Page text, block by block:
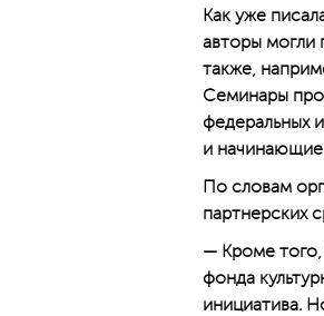
Как уже
авторы могли
также,
Семинары
федеральных
и начинающие
По словам
партнерских
— Кроме того,
фонда
инициатива.